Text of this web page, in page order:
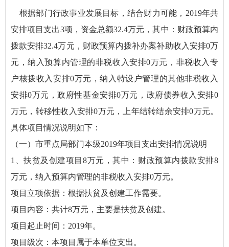
根据部门行政事业发展目标，结合财力可能，2019年共
安排项目支出3项，资金总额32.4万元，其中：财政预算内
拨款安排32.4万元，财政预算内拨补办案补助收入安排0万
元，纳入预算内管理的非税收入安排0万元，非税收入专
户核拨收入安排0万元，纳入特设户管理的其他非税收入
安排0万元，政府性基金安排0万元，政府债券收入安排0
万元，转移性收入安排0万元，上年结转结余安排0万元。
具体项目情况说明如下：
（一）市重点局部门本级2019年项目支出安排情况说明
1、扶贫及创建项目8万元，其中：财政预算内拨款安排8
万元，纳入预算内管理的非税收入安排0万元。
项目立项依据：根据扶贫及创建工作需要。
项目内容：共计8万元，主要是扶贫及创建。
项目起止时间：2019年。
项目级次：本项目属于本单位支出。